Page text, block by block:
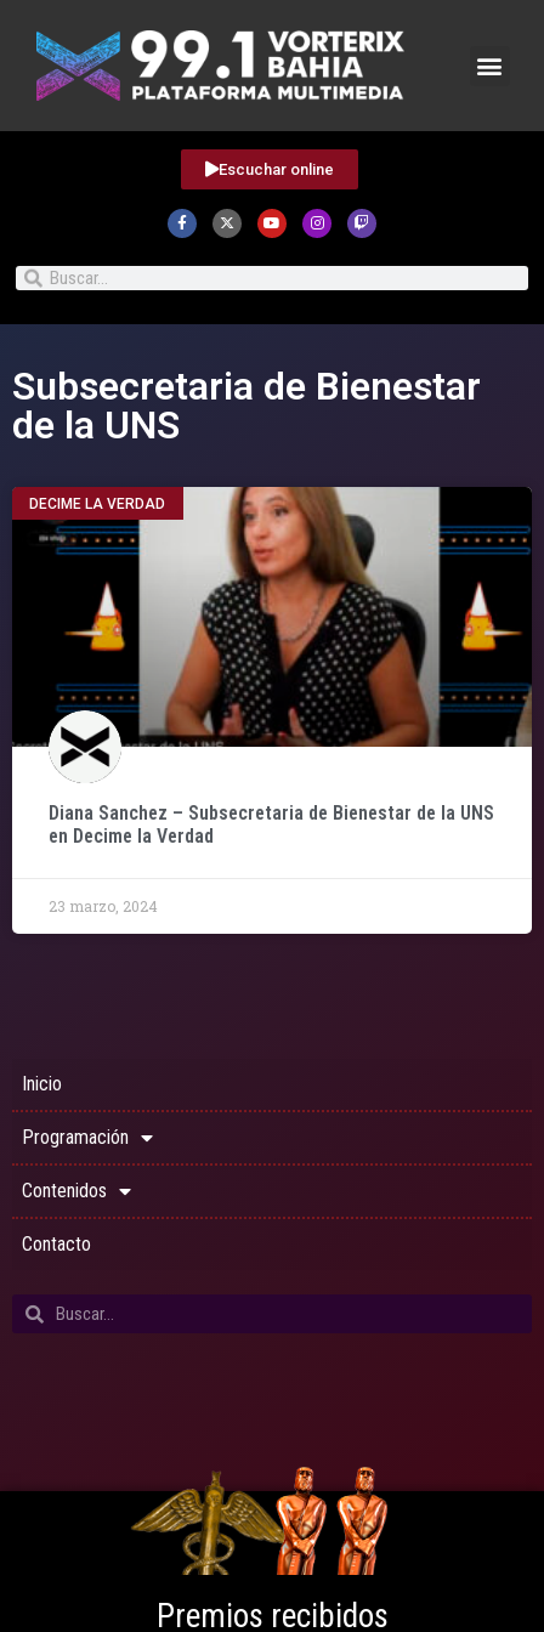
Escuchar online
Subsecretaria de Bienestar
de la UNS
DECIME LA VERDAD
Diana Sanchez – Subsecretaria de Bienestar de la UNS
en Decime la Verdad
23 marzo, 2024
Inicio
Programación
Contenidos
Contacto
Premios recibidos